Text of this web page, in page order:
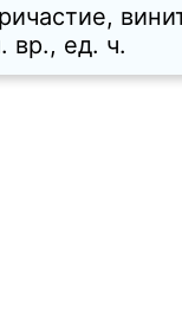
вр., ед. ч.